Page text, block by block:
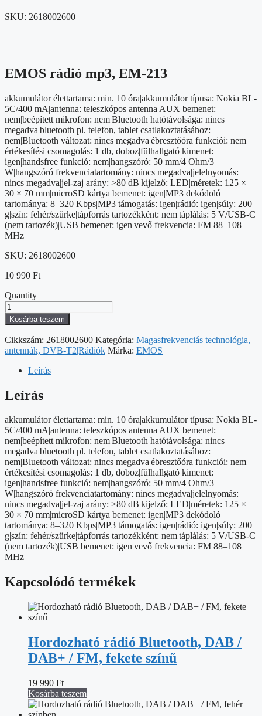
SKU: 2618002600
EMOS rádió mp3, EM-213
akkumulátor élettartama: min. 10 óra|akkumulátor típusa: Nokia BL-
5C/400 mA|antenna: teleszkópos antenna|AUX bemenet:
nem|beépített mikrofon: nem|Bluetooth hatótávolsága: nincs
megadva|bluetooth pl. telefon, tablet csatlakoztatásához:
nem|Bluetooth változat: nincs megadva|ébresztőóra funkciói: nem|
értékesítési csomagolás: 1 db, doboz|fülhallgató kimenet:
igen|handsfree funkció: nem|hangszóró: 50 mm/4 Ohm/3
W|hangszóró frekvenciatartomány: nincs megadva|jelelnyomás:
nincs megadva|jel-zaj arány: >80 dB|kijelző: LED|méretek: 125 ×
30 × 70 mm|microSD kártya bemenet: igen|MP3 dekódoló
tartománya: 8–320 Kbps|MP3 támogatás: igen|rádió: igen|súly: 200
g|szín: fehér/szürke|tápforrás tartozékként: nem|táplálás: 5 V/USB-C
(nem tartozék)|USB bemenet: igen|vevő frekvencia: FM 88–108
MHz
SKU: 2618002600
10 990 Ft
Quantity
EMOS
rádió
mp3,
EM-
213
mennyiség
Kosárba teszem
Cikkszám: 2618002600 Kategória: Magasfrekvenciás technológia,
antennák, DVB-T2|Rádiók Márka: EMOS
Leírás
Leírás
akkumulátor élettartama: min. 10 óra|akkumulátor típusa: Nokia BL-
5C/400 mA|antenna: teleszkópos antenna|AUX bemenet:
nem|beépített mikrofon: nem|Bluetooth hatótávolsága: nincs
megadva|bluetooth pl. telefon, tablet csatlakoztatásához:
nem|Bluetooth változat: nincs megadva|ébresztőóra funkciói: nem|
értékesítési csomagolás: 1 db, doboz|fülhallgató kimenet:
igen|handsfree funkció: nem|hangszóró: 50 mm/4 Ohm/3
W|hangszóró frekvenciatartomány: nincs megadva|jelelnyomás:
nincs megadva|jel-zaj arány: >80 dB|kijelző: LED|méretek: 125 ×
30 × 70 mm|microSD kártya bemenet: igen|MP3 dekódoló
tartománya: 8–320 Kbps|MP3 támogatás: igen|rádió: igen|súly: 200
g|szín: fehér/szürke|tápforrás tartozékként: nem|táplálás: 5 V/USB-C
(nem tartozék)|USB bemenet: igen|vevő frekvencia: FM 88–108
MHz
Kapcsolódó termékek
Hordozható rádió Bluetooth, DAB /
DAB+ / FM, fekete színű
19 990 Ft
Kosárba teszem